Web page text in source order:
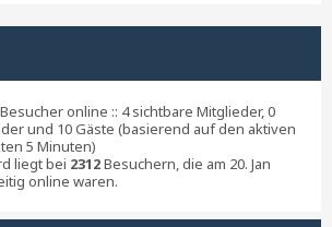
online :: 4 sichtbare Mitglieder, 0
und 10 Gäste (basierend auf den aktiven
5 Minuten)
liegt bei 2312Besuchern, die am 20. Jan
online waren.